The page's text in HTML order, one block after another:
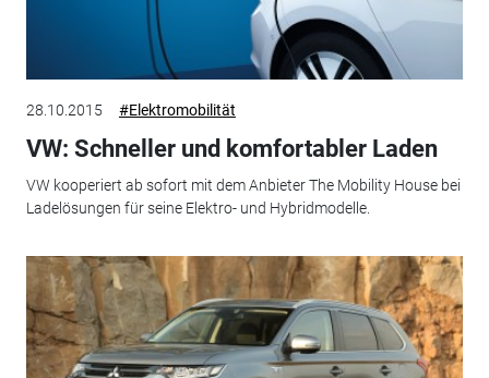
28.10.2015 #Elektromobilität
VW: Schneller und komfortabler Laden
VW kooperiert ab sofort mit dem Anbieter The Mobility House bei
Ladelösungen für seine Elektro- und Hybridmodelle.